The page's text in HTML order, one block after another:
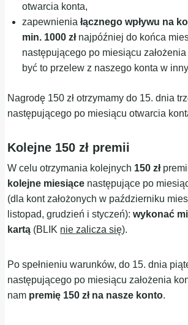
otwarcia konta,
zapewnieniałącznego wpływu na
min. 1000 złnajpóźniej do końca
następującego po miesiącu
być to przelew z naszego konta w
Nagrodę 150 zł otrzymamy do 15. dnia
następującego po miesiącu otwarcia
Kolejne 150 zł premii
W celu otrzymania kolejnych 150 zł
kolejne miesiące następujące po
(dla kont założonych w październiku
listopad, grudzień i styczeń):wykonać
kartą (BLIK nie zalicza się).
Po spełnieniu warunków, do 15. dnia
następującego po miesiącu założenia
nam premię 150 zł na nasze konto.